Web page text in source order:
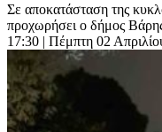
Σε αποκατάσταση της
προχωρήσει ο δήμος
17:30 | Πέμπτη 02